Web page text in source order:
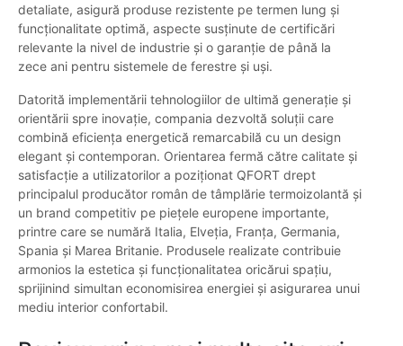
detaliate, asigură produse rezistente pe termen lung și
funcționalitate optimă, aspecte susținute de certificări
relevante la nivel de industrie și o garanție de până la
zece ani pentru sistemele de ferestre și uși.
Datorită implementării tehnologiilor de ultimă generație și
orientării spre inovație, compania dezvoltă soluții care
combină eficiența energetică remarcabilă cu un design
elegant și contemporan. Orientarea fermă către calitate și
satisfacție a utilizatorilor a poziționat QFORT drept
principalul producător român de tâmplărie termoizolantă și
un brand competitiv pe piețele europene importante,
printre care se numără Italia, Elveția, Franța, Germania,
Spania și Marea Britanie. Produsele realizate contribuie
armonios la estetica și funcționalitatea oricărui spațiu,
sprijinind simultan economisirea energiei și asigurarea unui
mediu interior confortabil.